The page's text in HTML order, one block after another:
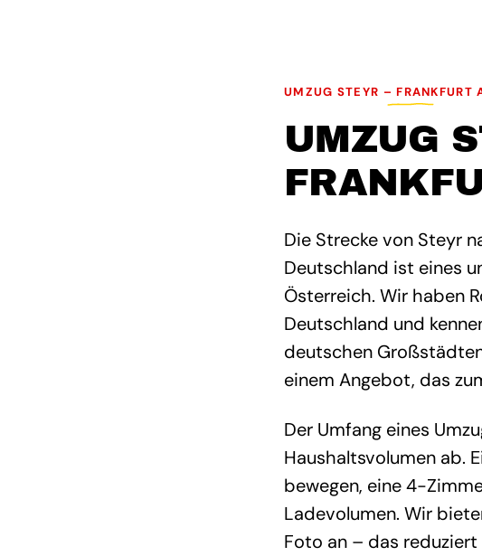
UMZUG STEYR – FRANKFURT
UMZUG
Die Strecke von Steyr
Deutschland ist eines
Österreich. Wir haben
Deutschland und
deutschen
einem Angebot, das
Der Umfang eines
Haushaltsvolumen ab.
bewegen, eine 4-
Ladevolumen. Wir
Foto an – das